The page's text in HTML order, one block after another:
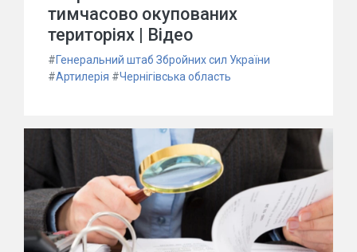
тимчасово окупованих
територіях | Відео
#Генеральний штаб Збройних сил України
#Артилерія #Чернігівська область